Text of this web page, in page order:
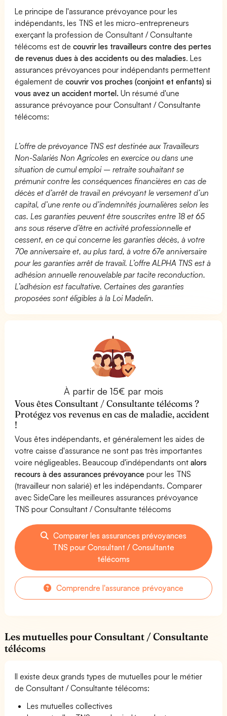
Le principe de l'assurance prévoyance pour les
indépendants, les TNS et les micro-entrepreneurs
exerçant la profession de Consultant / Consultante
télécoms est decouvrir les travailleurs contre des pertes
de revenus dues à des accidents ou des maladies. Les
assurances prévoyances pour indépendants permettent
également decouvrir vos proches (conjoint et enfants) si
vous avez un accident mortel. Un résumé d'une
assurance prévoyance pour Consultant / Consultante
télécoms:
L’offre de prévoyance TNS est destinée aux Travailleurs
Non-Salariés Non Agricoles en exercice ou dans une
situation de cumul emploi – retraite souhaitant se
prémunir contre les conséquences financières en cas de
décès et d’arrêt de travail en prévoyant le versement d’un
capital, d’une rente ou d’indemnités journalières selon les
cas. Les garanties peuvent être souscrites entre 18 et 65
ans sous réserve d’être en activité professionnelle et
cessent, en ce qui concerne les garanties décès, à votre
70e anniversaire et, au plus tard, à votre 67e anniversaire
pour les garanties arrêt de travail. L’offre ALPHA TNS est à
adhésion annuelle renouvelable par tacite reconduction.
L’adhésion est facultative. Certaines des garanties
proposées sont éligibles à la Loi Madelin.
À partir de 15€ par mois
Vous êtes Consultant / Consultante télécoms ?
Protégez vos revenus en cas de maladie, accident
!
Vous êtes indépendants, et généralement les aides de
votre caisse d'assurance ne sont pas très importantes
voire négligeables. Beaucoup d'indépendants ontalors
recours à des assurances prévoyance pour les TNS
(travailleur non salarié) et les indépendants. Comparer
avec SideCare les meilleures assurances prévoyance
TNS pour Consultant / Consultante télécoms
Comparer les assurances prévoyances
TNS pour Consultant / Consultante
télécoms
Comprendre l'assurance prévoyance
Les mutuelles pour Consultant / Consultante
télécoms
Il existe deux grands types de mutuelles pour le métier
de Consultant / Consultante télécoms:
Les mutuelles collectives